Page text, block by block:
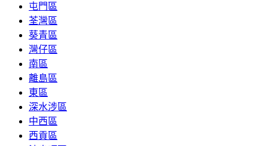
屯門區
荃灣區
葵青區
灣仔區
南區
離島區
東區
深水涉區
中西區
西貢區